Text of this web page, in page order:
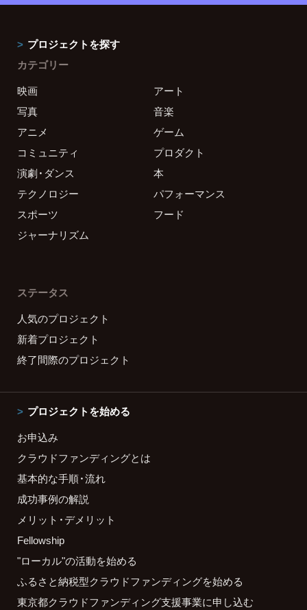
プロジェクトを探す
カテゴリー
映画
アート
写真
音楽
アニメ
ゲーム
コミュニティ
プロダクト
演劇・ダンス
本
テクノロジー
パフォーマンス
スポーツ
フード
ジャーナリズム
ステータス
人気のプロジェクト
新着プロジェクト
終了間際のプロジェクト
プロジェクトを始める
お申込み
クラウドファンディングとは
基本的な手順・流れ
成功事例の解説
メリット・デメリット
Fellowship
"ローカル"の活動を始める
ふるさと納税型クラウドファンディングを始める
東京都クラウドファンディング支援事業に申し込む